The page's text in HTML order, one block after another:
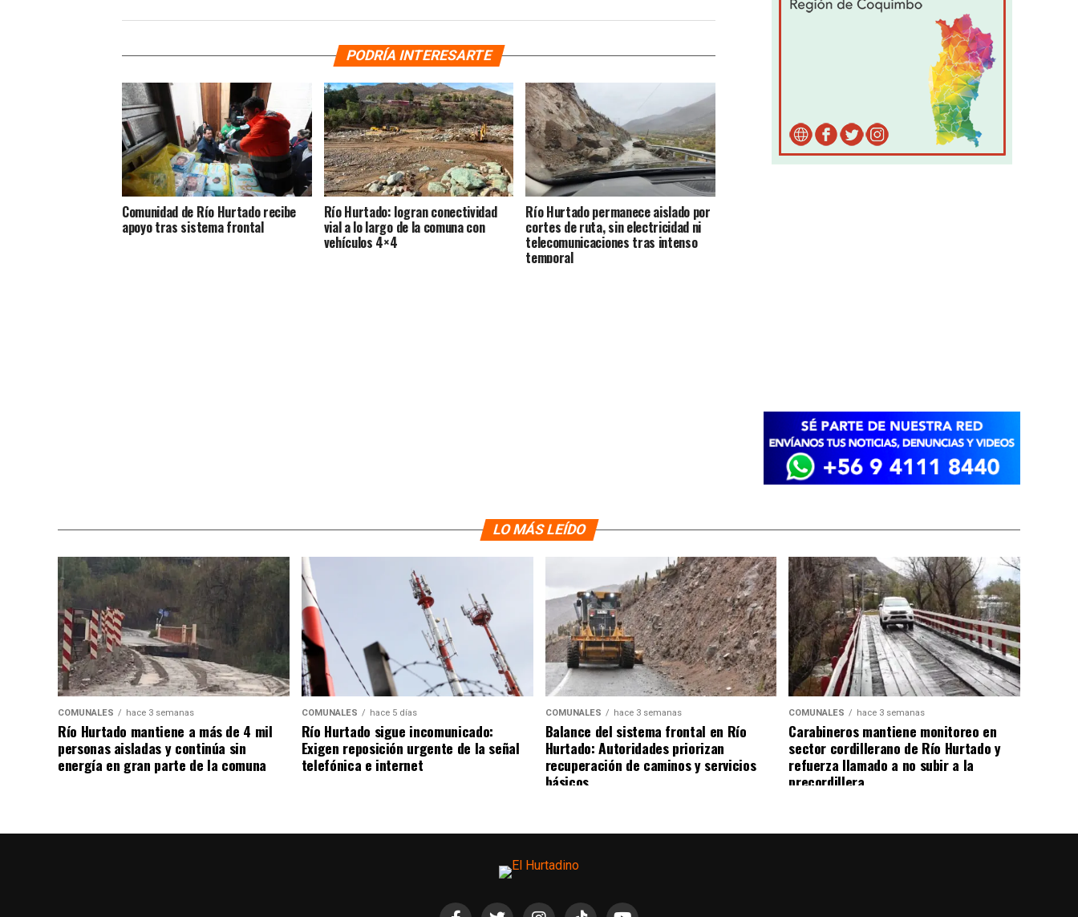
PODRÍA INTERESARTE
Comunidad de Río Hurtado recibe
apoyo tras sistema frontal
Río Hurtado: logran conectividad
vial a lo largo de la comuna con
vehículos 4×4
Río Hurtado permanece aislado por
cortes de ruta, sin electricidad ni
telecomunicaciones tras intenso
temporal
LO MÁS LEÍDO
COMUNALES hace 3 semanas
Río Hurtado mantiene a más de 4 mil
personas aisladas y continúa sin
energía en gran parte de la comuna
COMUNALES hace 5 días
Río Hurtado sigue incomunicado:
Exigen reposición urgente de la señal
telefónica e internet
COMUNALES hace 3 semanas
Balance del sistema frontal en Río
Hurtado: Autoridades priorizan
recuperación de caminos y servicios
básicos
COMUNALES hace 3 semanas
Carabineros mantiene monitoreo en
sector cordillerano de Río Hurtado y
refuerza llamado a no subir a la
precordillera